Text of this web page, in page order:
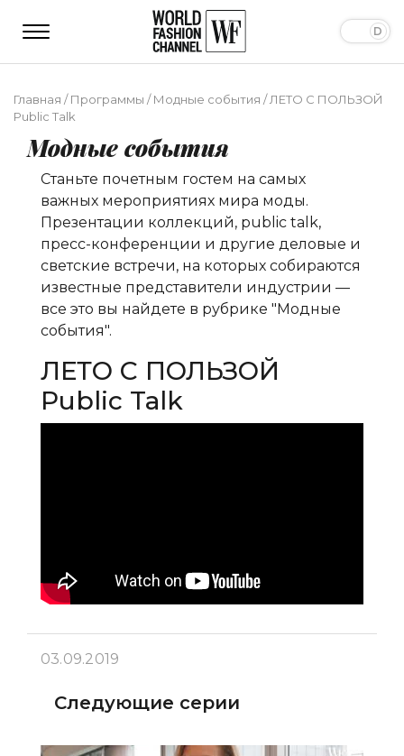
Главная /Программы /Модные события /ЛЕТО С ПОЛЬЗОЙ
Public Talk
Модные события
Станьте почетным гостем на самых
важных мероприятиях мира моды.
Презентации коллекций, public talk,
пресс-конференции и другие деловые и
светские встречи, на которых собираются
известные представители индустрии —
все это вы найдете в рубрике "Модные
события".
ЛЕТО С ПОЛЬЗОЙ
Public Talk
03.09.2019
Следующие серии